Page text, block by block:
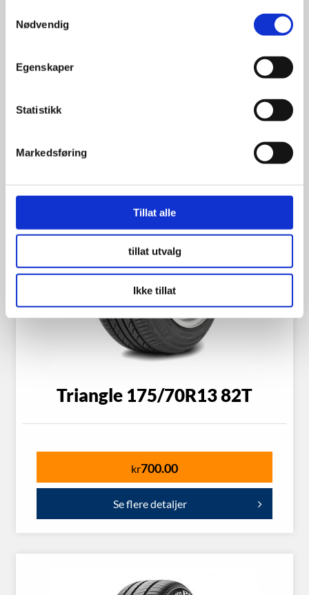
Nødvendig
Egenskaper
Statistikk
Markedsføring
Tillat alle
tillat utvalg
Ikke tillat
Triangle 175/70R13 82T
kr700.00
Se flere detaljer